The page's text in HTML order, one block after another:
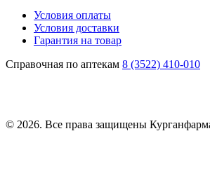
Условия оплаты
Условия доставки
Гарантия на товар
Справочная по аптекам 8 (3522) 410-010
© 2026. Все права защищены